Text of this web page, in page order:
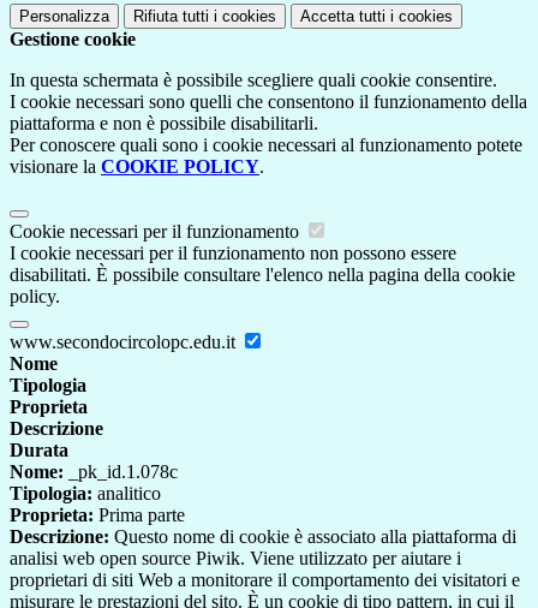
Personalizza Rifiuta tutti i cookies Accetta tutti i cookies
Gestione cookie
In questa schermata è possibile scegliere quali cookie consentire.
I cookie necessari sono quelli che consentono il funzionamento della
piattaforma e non è possibile disabilitarli.
Per conoscere quali sono i cookie necessari al funzionamento potete
visionare la COOKIE POLICY.
Cookie necessari per il funzionamento
I cookie necessari per il funzionamento non possono essere
disabilitati. È possibile consultare l'elenco nella pagina della cookie
policy.
www.secondocircolopc.edu.it
Nome
Tipologia
Proprieta
Descrizione
Durata
Nome: _pk_id.1.078c
Tipologia: analitico
Proprieta: Prima parte
Descrizione: Questo nome di cookie è associato alla piattaforma di
analisi web open source Piwik. Viene utilizzato per aiutare i
proprietari di siti Web a monitorare il comportamento dei visitatori e
misurare le prestazioni del sito. È un cookie di tipo pattern, in cui il